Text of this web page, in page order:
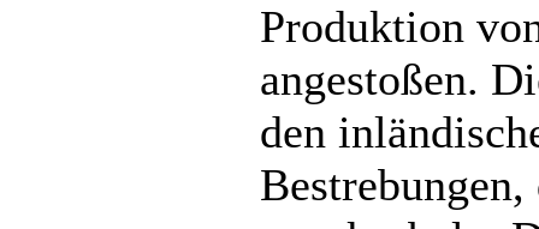
Produktion
angestoßen.
den